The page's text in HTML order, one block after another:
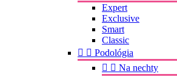
Expert
Exclusive
Smart
Classic
  Podológia
  Na nechty